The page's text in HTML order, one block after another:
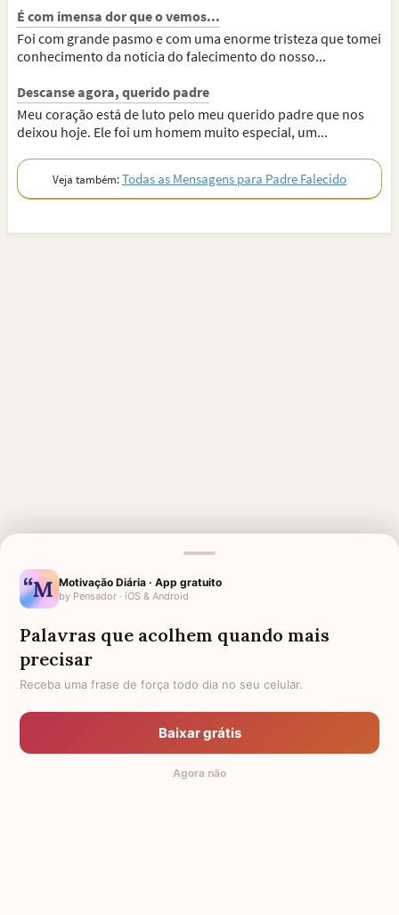
É com imensa dor que o vemos...
Foi com grande pasmo e com uma enorme tristeza que tomei
conhecimento da notícia do falecimento do nosso...
Descanse agora, querido padre
Meu coração está de luto pelo meu querido padre que nos
deixou hoje. Ele foi um homem muito especial, um...
Veja também:Todas as Mensagens para Padre Falecido
AGRADECIMENTO A DEUS PELO
LIVRAMENTO
PELAS BÊNÇÃOS RECEBIDAS
AMIGO
CONFORTO DE DEUS PARA
Motivação Diária · App gratuito
by Pensador · iOS & Android
Palavras que acolhem quando mais
precisar
Receba uma frase de força todo dia no seu celular.
Baixar grátis
Agora não